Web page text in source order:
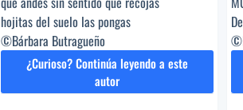
hojitas del suelo las pongas
©Bárbara Butragueño
¿Curioso? Continúa leyendo a este
autorDECLARACIÓN
DE